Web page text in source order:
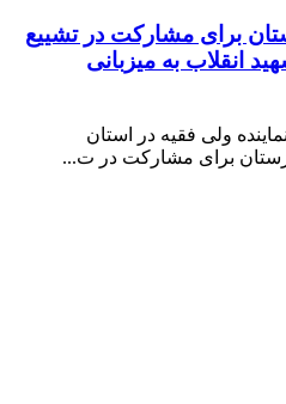
برای مشارکت در تشییع
انقلاب به میزبانی
ولی فقیه در استان
برای مشارکت در ت...